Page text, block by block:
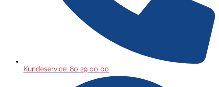
Kundeservice: 80 29 00 00